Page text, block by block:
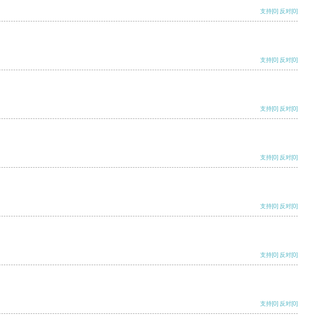
支持[0] 反对[0]
支持[0] 反对[0]
支持[0] 反对[0]
支持[0] 反对[0]
支持[0] 反对[0]
支持[0] 反对[0]
支持[0] 反对[0]